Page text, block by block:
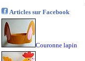
Articles sur Facebook
Couronne lapin